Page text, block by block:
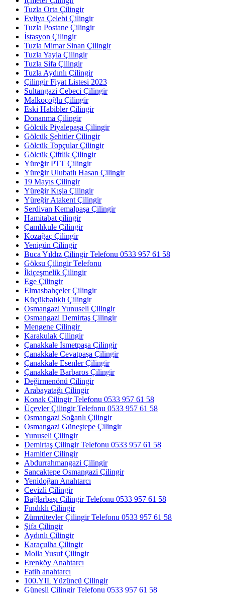
Tuzla Orta Çilingir
Evliya Çelebi Çilingir
Tuzla Postane Çilingir
İstasyon Çilingir
Tuzla Mimar Sinan Çilingir
Tuzla Yayla Çilingir
Tuzla Şifa Çilingir
Tuzla Aydınlı Çilingir
Çilingir Fiyat Listesi 2023
Sultangazi Cebeci Çilingir
Malkoçoğlu Çilingir
Eski Habibler Çilingir
Donanma Çilingir
Gölcük Piyalepaşa Çilingir
Gölcük Şehitler Çilingir
Gölcük Topçular Çilingir
Gölcük Çiftlik Çilingir
Yüreğir PTT Çilingir
Yüreğir Ulubatlı Hasan Çilingir
19 Mayıs Çilingir
Yüreğir Kışla Çilingir
Yüreğir Atakent Çilingir
Serdivan Kemalpaşa Çilingir
Hamitabat çilingir
Çamlıkule Çilingir
Kozağaç Çilingir
Yenigün Çilingir
Buca Yıldız Çilingir Telefonu 0533 957 61 58
Göksu Çilingir Telefonu
İkiçeşmelik Çilingir
Ege Çilingir
Elmasbahçeler Çilingir
Küçükbalıklı Çilingir
Osmangazi Yunuseli Çilingir
Osmangazi Demirtaş Çilingir
Mengene Çilingir
Karakulak Çilingir
Çanakkale İsmetpaşa Çilingir
Çanakkale Cevatpaşa Çilingir
Çanakkale Esenler Çilingir
Çanakkale Barbaros Çilingir
Değirmenönü Çilingir
Arabayatağı Çilingir
Konak Çilingir Telefonu 0533 957 61 58
Üçevler Çilingir Telefonu 0533 957 61 58
Osmangazi Soğanlı Çilingir
Osmangazi Güneştepe Çilingir
Yunuseli Çilingir
Demirtaş Çilingir Telefonu 0533 957 61 58
Hamitler Çilingir
Abdurrahmangazi Çilingir
Sancaktepe Osmangazi Çilingir
Yenidoğan Anahtarcı
Cevizli Çilingir
Bağlarbaşı Çilingir Telefonu 0533 957 61 58
Fındıklı Çilingir
Zümrütevler Çilingir Telefonu 0533 957 61 58
Şifa Çilingir
Aydınlı Çilingir
Karaçulha Çilingir
Molla Yusuf Çilingir
Erenköy Anahtarcı
Fatih anahtarcı
100.YIL Yüzüncü Çilingir
Güneşli Çilingir Telefonu 0533 957 61 58